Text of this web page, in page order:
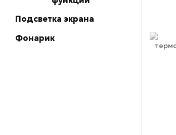
Подсветка экрана
Фонарик